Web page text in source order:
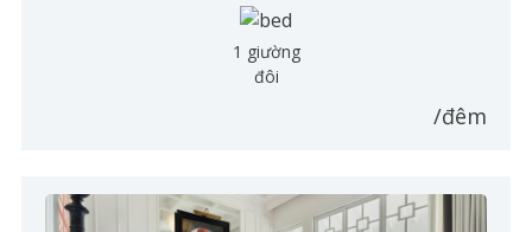
1 giường
đôi
/đêm